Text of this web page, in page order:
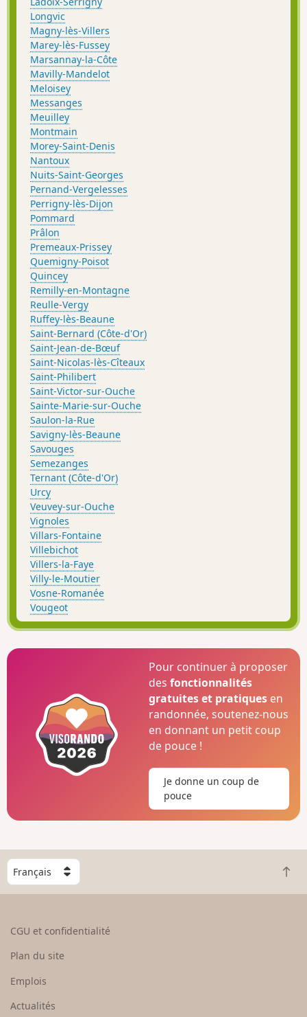
Longvic
Magny-lès-Villers
Marey-lès-Fussey
Marsannay-la-Côte
Mavilly-Mandelot
Meloisey
Messanges
Meuilley
Montmain
Morey-Saint-Denis
Nantoux
Nuits-Saint-Georges
Pernand-Vergelesses
Perrigny-lès-Dijon
Pommard
Prâlon
Premeaux-Prissey
Quemigny-Poisot
Quincey
Remilly-en-Montagne
Reulle-Vergy
Ruffey-lès-Beaune
Saint-Bernard (Côte-d'Or)
Saint-Jean-de-Bœuf
Saint-Nicolas-lès-Cîteaux
Saint-Philibert
Saint-Victor-sur-Ouche
Sainte-Marie-sur-Ouche
Saulon-la-Rue
Savigny-lès-Beaune
Savouges
Semezanges
Ternant (Côte-d'Or)
Urcy
Veuvey-sur-Ouche
Vignoles
Villars-Fontaine
Villebichot
Villers-la-Faye
Villy-le-Moutier
Vosne-Romanée
Vougeot
Pour continuer à proposer
desfonctionnalités
gratuites et pratiques en
randonnée, soutenez-nous
en donnant un petit coup
de pouce !
Je donne un coup de
pouce
C
h
o
e
u
R
e
CGU et confidentialité
Plan du site
Emplois
Actualités